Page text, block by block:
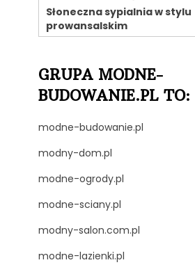
Słoneczna sypialnia w stylu
prowansalskim
GRUPA MODNE-
BUDOWANIE.PL TO:
modne-budowanie.pl
modny-dom.pl
modne-ogrody.pl
modne-sciany.pl
modny-salon.com.pl
modne-lazienki.pl